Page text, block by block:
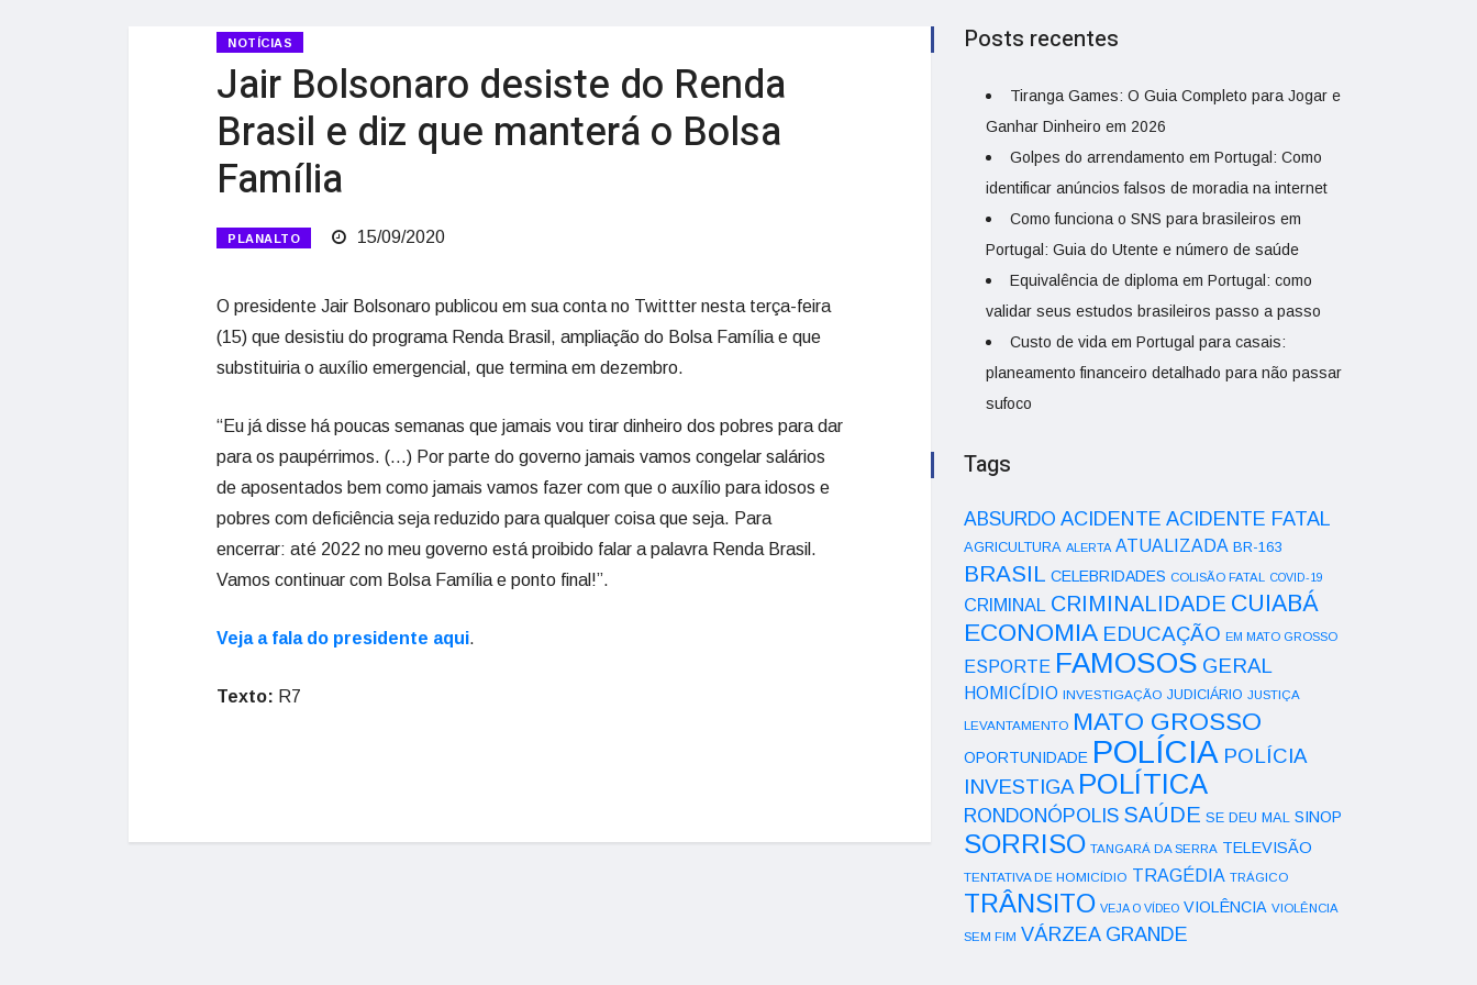
NOTÍCIAS
Jair Bolsonaro desiste do Renda
Brasil e diz que manterá o Bolsa
Família
PLANALTO 15/09/2020
O presidente Jair Bolsonaro publicou em sua conta no Twittter nesta terça-feira
(15) que desistiu do programa Renda Brasil, ampliação do Bolsa Família e que
substituiria o auxílio emergencial, que termina em dezembro.
“Eu já disse há poucas semanas que jamais vou tirar dinheiro dos pobres para dar
para os paupérrimos. (…) Por parte do governo jamais vamos congelar salários
de aposentados bem como jamais vamos fazer com que o auxílio para idosos e
pobres com deficiência seja reduzido para qualquer coisa que seja. Para
encerrar: até 2022 no meu governo está proibido falar a palavra Renda Brasil.
Vamos continuar com Bolsa Família e ponto final!”.
Veja a fala do presidente aqui.
Texto: R7
Posts recentes
Tiranga Games: O Guia Completo para Jogar e
Ganhar Dinheiro em 2026
Golpes do arrendamento em Portugal: Como
identificar anúncios falsos de moradia na internet
Como funciona o SNS para brasileiros em
Portugal: Guia do Utente e número de saúde
Equivalência de diploma em Portugal: como
validar seus estudos brasileiros passo a passo
Custo de vida em Portugal para casais:
planeamento financeiro detalhado para não passar
sufoco
Tags
ABSURDO ACIDENTE ACIDENTE FATAL
AGRICULTURA ALERTA ATUALIZADA BR-163
BRASIL CELEBRIDADES COLISÃO FATAL COVID-19
CRIMINAL CRIMINALIDADE CUIABÁ
ECONOMIA EDUCAÇÃO EM MATO GROSSO
ESPORTE FAMOSOS GERAL
HOMICÍDIO INVESTIGAÇÃO JUDICIÁRIO JUSTIÇA
LEVANTAMENTO MATO GROSSO
OPORTUNIDADE POLÍCIA POLÍCIA
INVESTIGA POLÍTICA
RONDONÓPOLIS SAÚDE SE DEU MAL SINOP
SORRISO TANGARÁ DA SERRA TELEVISÃO
TENTATIVA DE HOMICÍDIO TRAGÉDIA TRÁGICO
TRÂNSITO VEJA O VÍDEO VIOLÊNCIA VIOLÊNCIA
SEM FIM VÁRZEA GRANDE